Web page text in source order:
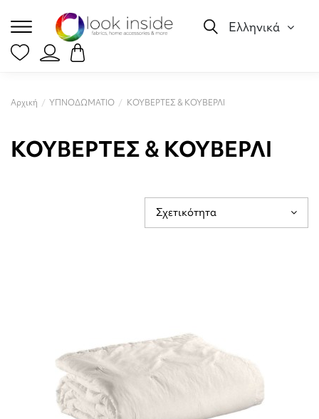
Ελληνικά
Αρχική ΥΠΝΟΔΩΜΑΤΙΟ ΚΟΥΒΕΡΤΕΣ & ΚΟΥΒΕΡΛΙ
ΚΟΥΒΕΡΤΕΣ & ΚΟΥΒΕΡΛΙ
Σχετικότητα